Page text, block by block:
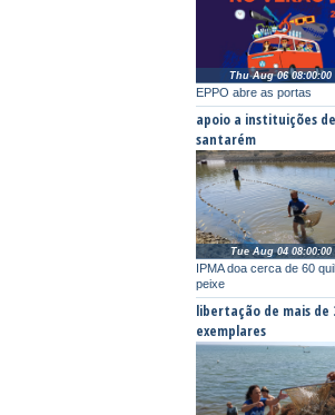
EPPO abre as portas
Thu Aug 06 08:00:00
apoio a instituições
santarém
IPMA doa cerca de 60
peixe
Tue Aug 04 08:00:00
libertação de mais de
exemplares